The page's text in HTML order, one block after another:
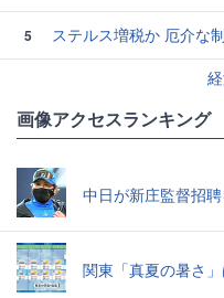
5
ステルス増税か 厄介な
画像アクセスランキング
中日が新庄監督招
関東「真夏の暑さ